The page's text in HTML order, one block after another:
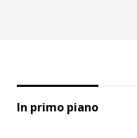
In primo piano